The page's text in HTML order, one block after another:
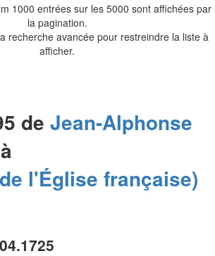
1000 entrées sur les 5000 sont affichées par
la pagination.
recherche avancée pour restreindre la liste à
afficher.
de Jean-Alphonse
à
l'Église française)